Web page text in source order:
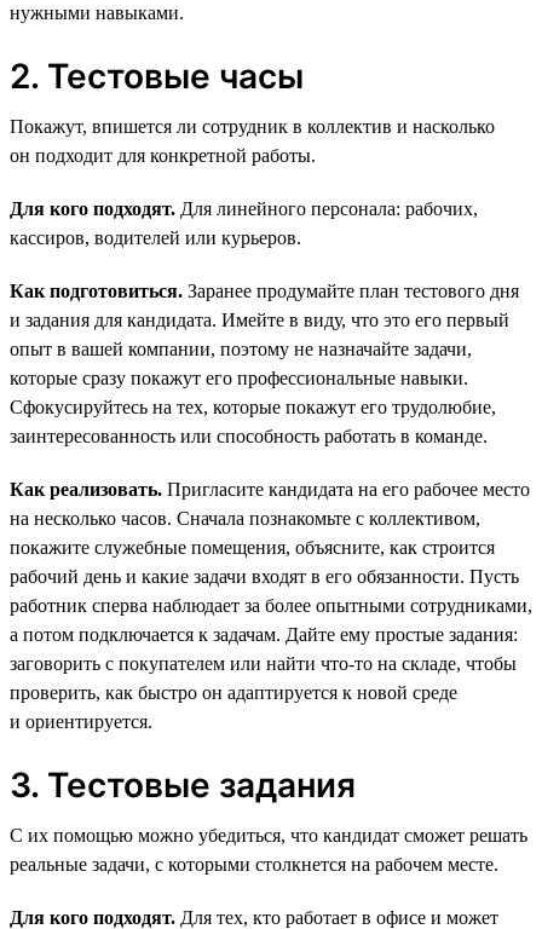
нужными навыками.
2. Тестовые часы
Покажут, впишется ли сотрудник в коллектив и насколько
он подходит для конкретной работы.
Для кого подходят. Для линейного персонала: рабочих,
кассиров, водителей или курьеров.
Как подготовиться. Заранее продумайте план тестового дня
и задания для кандидата. Имейте в виду, что это его первый
опыт в вашей компании, поэтому не назначайте задачи,
которые сразу покажут его профессиональные навыки.
Сфокусируйтесь на тех, которые покажут его трудолюбие,
заинтересованность или способность работать в команде.
Как реализовать. Пригласите кандидата на его рабочее место
на несколько часов. Сначала познакомьте с коллективом,
покажите служебные помещения, объясните, как строится
рабочий день и какие задачи входят в его обязанности. Пусть
работник сперва наблюдает за более опытными сотрудниками,
а потом подключается к задачам. Дайте ему простые задания:
заговорить с покупателем или найти что-то на складе, чтобы
проверить, как быстро он адаптируется к новой среде
и ориентируется.
3. Тестовые задания
С их помощью можно убедиться, что кандидат сможет решать
реальные задачи, с которыми столкнется на рабочем месте.
Для кого подходят. Для тех, кто работает в офисе и может